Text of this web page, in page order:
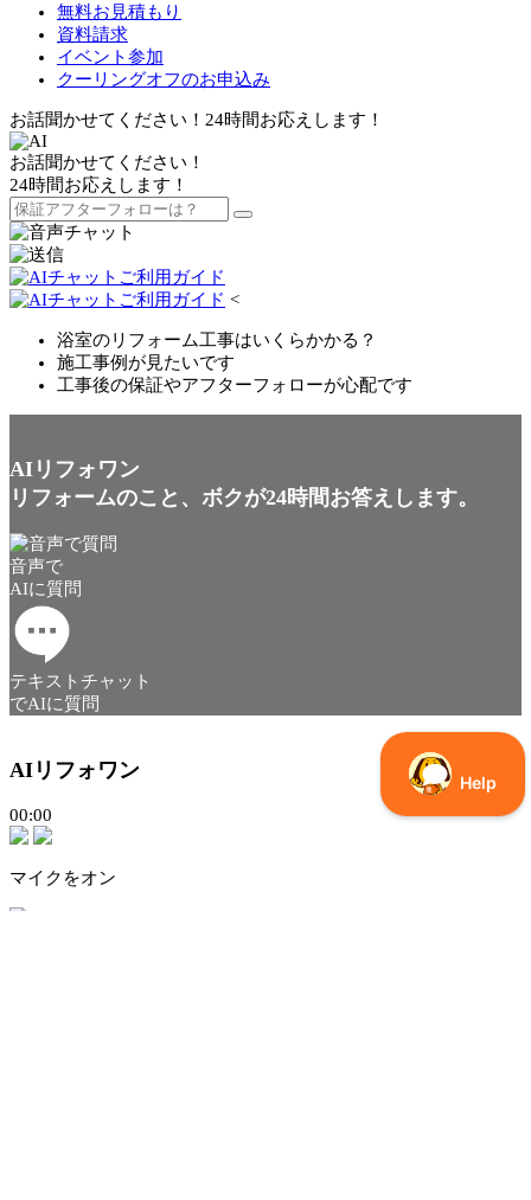
無料お見積もり
資料請求
イベント参加
クーリングオフのお申込み
お話聞かせてください！24時間お応えします！
お話聞かせてください！
24時間お応えします！
<
浴室のリフォーム工事はいくらかかる？
施工事例が見たいです
工事後の保証やアフターフォローが心配です
AIリフォワン
リフォームのこと、ボクが24時間お答えします。
音声で
AIに質問
テキストチャット
でAIに質問
AIリフォワン
00:00
マイクをオン